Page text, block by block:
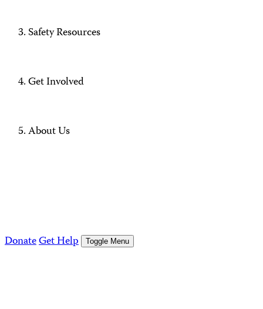
Safety Resources
Get Involved
About Us
DonateGet Help Toggle Menu